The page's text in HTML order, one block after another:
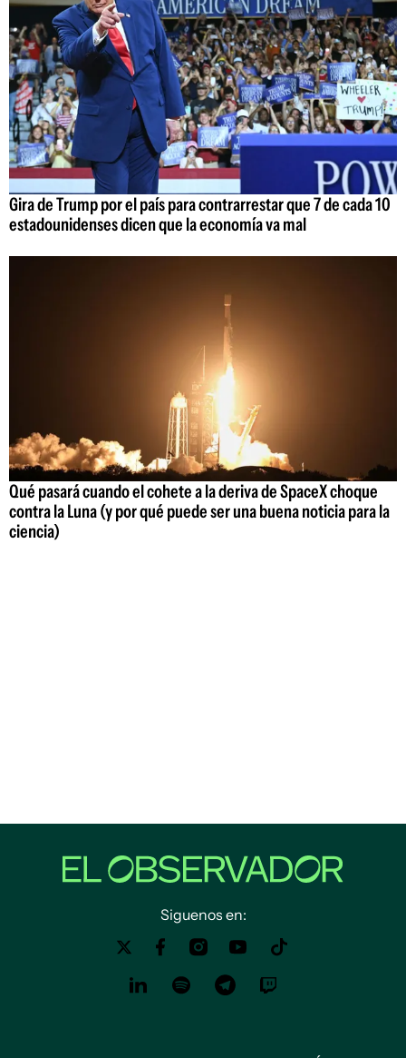
Gira de Trump por el país para contrarrestar que 7 de cada 10
estadounidenses dicen que la economía va mal
Qué pasará cuando el cohete a la deriva de SpaceX choque
contra la Luna (y por qué puede ser una buena noticia para la
ciencia)
Siguenos en: